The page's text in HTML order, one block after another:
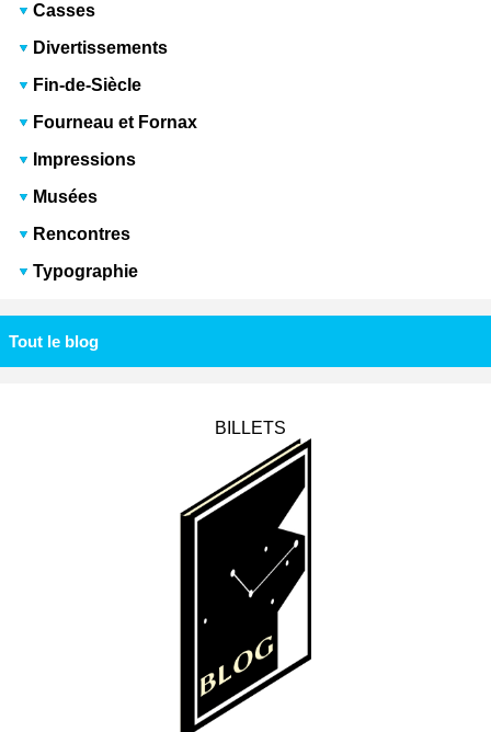
Casses
Divertissements
Fin-de-Siècle
Fourneau et Fornax
Impressions
Musées
Rencontres
Typographie
Tout le blog
BILLETS